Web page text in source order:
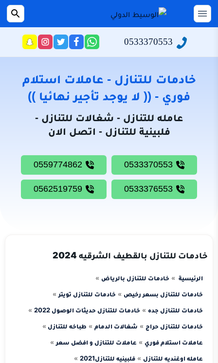
التجاوز
إلى
القائمة
الرئيسية
سياسة
الخصوصية
نحن
للتنازل
شغالات
للتنازل
بحث
0533370553
راسلنا
عبر
تابعنا
على
فيسبوك
تابعنا
على
تويتر
تابعنا
على
انستجرام
خادمات للتنازل - عاملات استلام
فوري - (( لا يوجد تأجير نهائيا ))
عامله للتنازل - شغالات للتنازل -
فلبينية للتنازل - اتصل الان
خادمات للتنازل بالقطيف الشرقيه 2024
الرئيسية خادمات للتنازل بالرياض
خادمات للتنازل بسعر رخيص خادمات للتنازل تويتر
خادمات للتنازل جده خادمات للتنازل حديثات الوصول 2022
خادمات للتنازل حراج شغالات الدمام طباخه للتنازل
عاملات استلام فوري عاملات للتنازل و افضل سعر
عامله اوغنديه للتنازل فلبينيه للتنازل2021